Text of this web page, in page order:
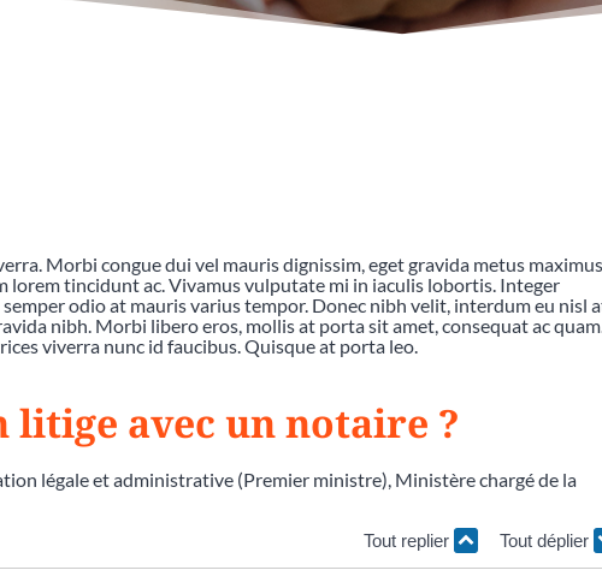
Morbi congue dui vel mauris dignissim, eget gravida metus maximus.
lorem tincidunt ac. Vivamus vulputate mi in iaculis lobortis. Integer
odio at mauris varius tempor. Donec nibh velit, interdum eu nisl
nibh. Morbi libero eros, mollis at porta sit amet, consequat ac quam.
viverra nunc id faucibus. Quisque at porta leo.
litige avec un notaire ?
légale et administrative (Premier ministre), Ministère chargé de la
Tout replier Tout déplier